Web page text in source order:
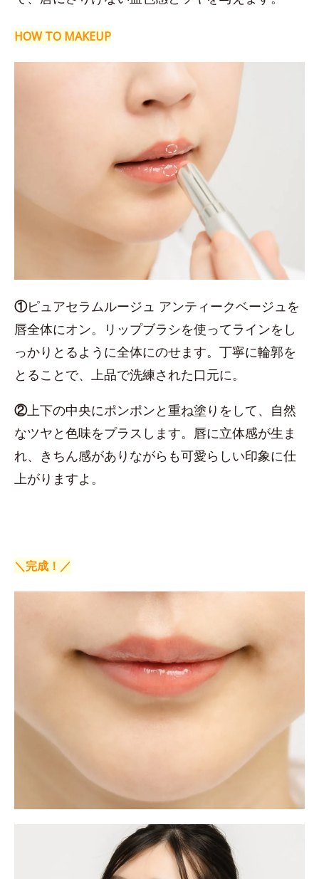
HOW TO MAKEUP
①ピュアセラムルージュ アンティークベージュを
唇全体にオン。リップブラシを使ってラインをし
っかりとるように全体にのせます。丁寧に輪郭を
とることで、上品で洗練された口元に。
②上下の中央にポンポンと重ね塗りをして、自然
なツヤと色味をプラスします。唇に立体感が生ま
れ、きちん感がありながらも可愛らしい印象に仕
上がりますよ。
＼完成！／